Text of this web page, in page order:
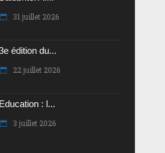
31 juillet 2026
édition du...
22 juillet 2026
Education : l...
3 juillet 2026